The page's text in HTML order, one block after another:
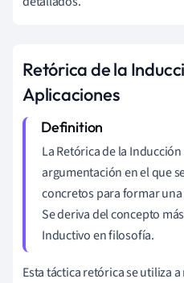
Retórica de la
Aplicaciones
La Retórica de la
argumentación en el que
concretos para formar
Se deriva del concepto
Inductivo en filosofía.
Esta táctica retórica se utiliza